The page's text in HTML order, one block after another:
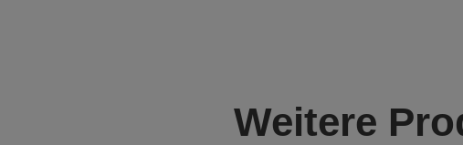
Weitere